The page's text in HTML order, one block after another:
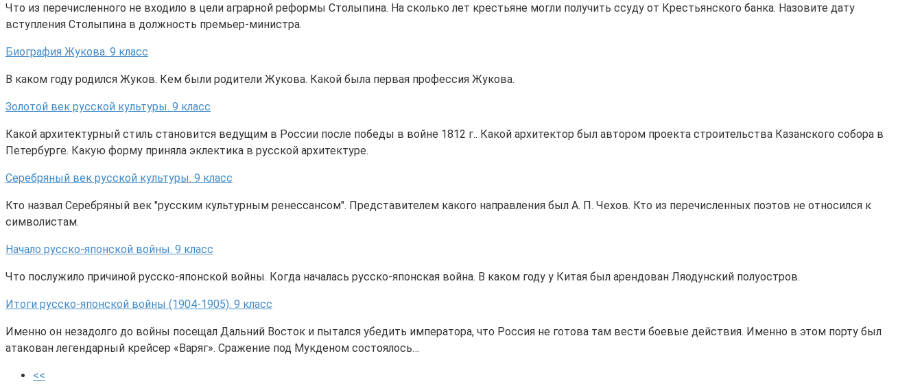
Что из перечисленного не входило в цели аграрной реформы Столыпина. На сколько лет крестьяне могли получить ссуду от Крестьянского банка. Назовите дату
вступления Столыпина в должность премьер-министра.
Биография Жукова. 9 класс
В каком году родился Жуков. Кем были родители Жукова. Какой была первая профессия Жукова.
Золотой век русской культуры. 9 класс
Какой архитектурный стиль становится ведущим в России после победы в войне 1812 г.. Какой архитектор был автором проекта строительства Казанского собора в
Петербурге. Какую форму приняла эклектика в русской архитектуре.
Серебряный век русской культуры. 9 класс
Кто назвал Серебряный век "русским культурным ренессансом". Представителем какого направления был А. П. Чехов. Кто из перечисленных поэтов не относился к
символистам.
Начало русско-японской войны. 9 класс
Что послужило причиной русско-японской войны. Когда началась русско-японская война. В каком году у Китая был арендован Ляодунский полуостров.
Итоги русско-японской войны (1904-1905). 9 класс
Именно он незадолго до войны посещал Дальний Восток и пытался убедить императора, что Россия не готова там вести боевые действия. Именно в этом порту был
атакован легендарный крейсер «Варяг». Сражение под Мукденом состоялось…
<<